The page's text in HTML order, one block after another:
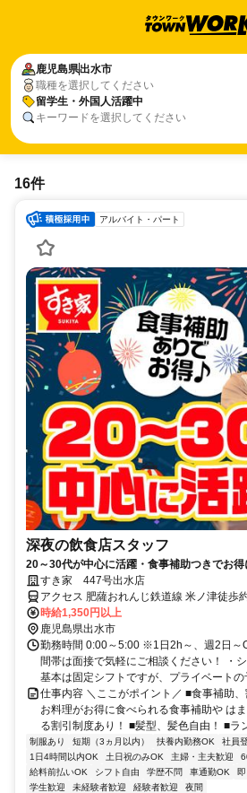
鹿児島県出水市
職種を選択してください
留学生・外国人活躍中
キーワードを選択してください
16件
アルバイト・パート
深夜の飲食店スタッフ
20～30代が中心に活躍・食事補助つきでお
ぎませんか◎
すき家 447号出水店
アクセス 肥薩おれんじ鉄道線 米ノ津徒歩
線 出水西口徒歩約36分、ＪＲ九州新幹線
線沿い、六月田下交差点近く
時給1,350円以上
鹿児島県出水市
勤務時間 0:00～5:00 ※1日2h～、週2日
間帯は面接で気軽にご相談ください！ ・
基本は固定シフトですが、プライベートの
仕事内容 ＼ここがポイント／ ■食事補助
お料理がお得に食べられる食事補助や は
る割引制度あり！ ■髪型、髪色自由！ ■ラ
制服あり 短期（3ヵ月以内） 扶養内勤務OK 社員
1日4時間以内OK
土日祝のみOK 主婦・主夫歓迎
給料前払いOK
シフト自由 学歴不問 車通勤OK
学生歓迎
未経験者歓迎 経験者歓迎 夜間